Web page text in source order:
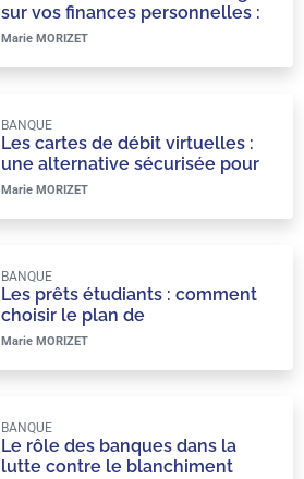
sur vos finances personnelles :
comment minimiser les risques
Marie MORIZET
Les cartes de débit virtuelles :
une alternative sécurisée pour
les paiements en ligne
BANQUE
Marie MORIZET
Les prêts étudiants : comment
choisir le plan de
remboursement le plus adapté
BANQUE
Marie MORIZET
Le rôle des banques dans la
lutte contre le blanchiment
BANQUE